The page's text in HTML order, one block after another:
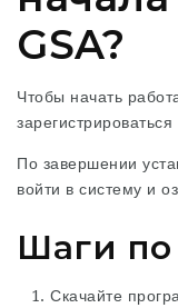
GSA?
Чтобы начать
По завершении
войти в систему и
Шаги по
Скачайте